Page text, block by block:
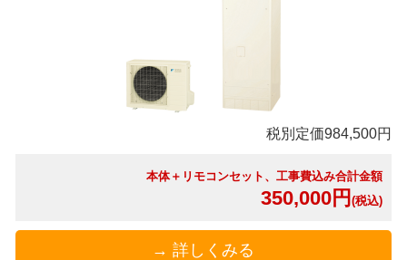
税別定価984,500円
本体＋リモコンセット、工事費込み合計金額
350,000円 (税込)
→ 詳しくみる